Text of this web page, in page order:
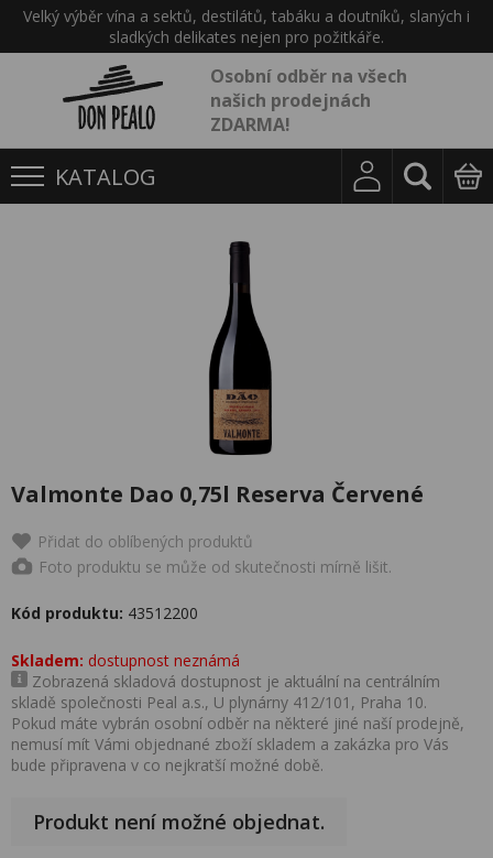
Velký výběr vína a sektů, destilátů, tabáku a doutníků, slaných i
sladkých delikates nejen pro požitkáře.
Osobní odběr na všech
našich prodejnách
ZDARMA!
KATALOG
Valmonte Dao 0,75l Reserva Červené
Přidat do oblíbených produktů
Foto produktu se může od skutečnosti mírně lišit.
Kód produktu: 43512200
Skladem: dostupnost neznámá
Zobrazená skladová dostupnost je aktuální na centrálním
skladě společnosti Peal a.s., U plynárny 412/101, Praha 10.
Pokud máte vybrán osobní odběr na některé jiné naší prodejně,
nemusí mít Vámi objednané zboží skladem a zakázka pro Vás
bude připravena v co nejkratší možné době.
Produkt není možné objednat.